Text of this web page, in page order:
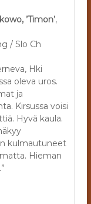
’Timon’,
/ Slo Ch
Hki
oleva uros.
ja
Kirsussa voisi
Hyvä kaula.
kulmautuneet
Hieman